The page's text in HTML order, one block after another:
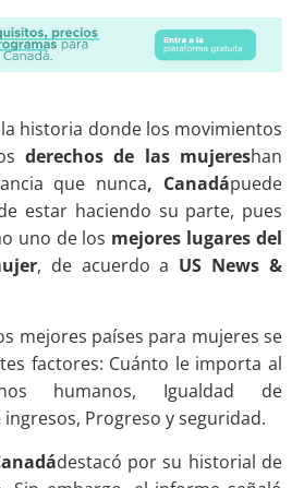
historia donde los movimientos
derechos de las mujereshan
que nunca, Canadápuede
estar haciendo su parte, pues
uno de los mejores lugares del
, de acuerdo a US News &
mejores países para mujeres se
factores: Cuánto le importa al
humanos, Igualdad de
Progreso y seguridad.
destacó por su historial de